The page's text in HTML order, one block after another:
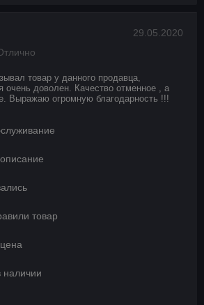
29.05.2020
товар у данного продавца,
очень доволен. Качество отменное , а
Выражаю огромную благодарность !!!
товар
наличии